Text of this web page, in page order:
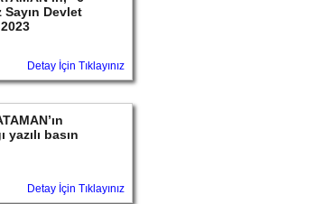
Sayın Devlet
Detay İçin Tıklayınız
basın
Detay İçin Tıklayınız